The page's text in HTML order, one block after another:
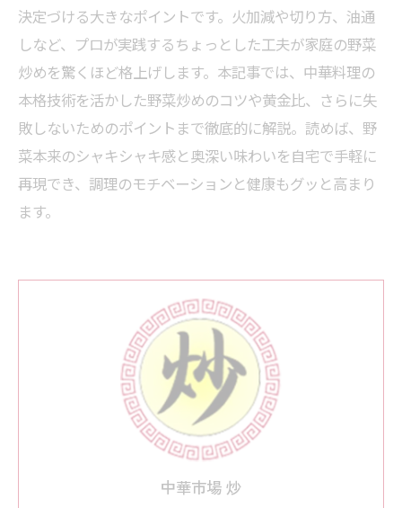
決定づける大きなポイントです。火加減や切り方、油通
しなど、プロが実践するちょっとした工夫が家庭の野菜
炒めを驚くほど格上げします。本記事では、中華料理の
本格技術を活かした野菜炒めのコツや黄金比、さらに失
敗しないためのポイントまで徹底的に解説。読めば、野
菜本来のシャキシャキ感と奥深い味わいを自宅で手軽に
再現でき、調理のモチベーションと健康もグッと高まり
ます。
中華市場 炒